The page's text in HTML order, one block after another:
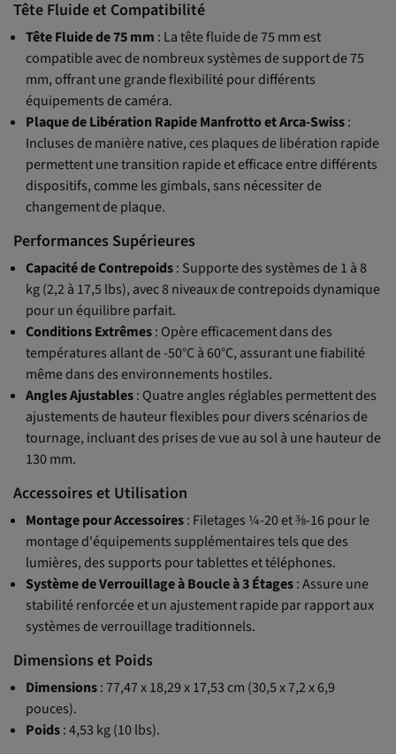
Tête Fluide et Compatibilité
Tête Fluide de 75 mm : La tête fluide de 75 mm est
compatible avec de nombreux systèmes de support de 75
mm, offrant une grande flexibilité pour différents
équipements de caméra.
Plaque de Libération Rapide Manfrotto et Arca-Swiss:
Incluses de manière native, ces plaques de libération rapide
permettent une transition rapide et efficace entre différents
dispositifs, comme les gimbals, sans nécessiter de
changement de plaque.
Performances Supérieures
Capacité de Contrepoids: Supporte des systèmes de 1 à 8
kg (2,2 à 17,5 lbs), avec 8 niveaux de contrepoids dynamique
pour un équilibre parfait.
Conditions Extrêmes: Opère efficacement dans des
températures allant de -50°C à 60°C, assurant une fiabilité
même dans des environnements hostiles.
Angles Ajustables: Quatre angles réglables permettent des
ajustements de hauteur flexibles pour divers scénarios de
tournage, incluant des prises de vue au sol à une hauteur de
130 mm.
Accessoires et Utilisation
Montage pour Accessoires: Filetages ¼-20 et ⅜-16 pour le
montage d'équipements supplémentaires tels que des
lumières, des supports pour tablettes et téléphones.
Système de Verrouillage à Boucle à 3 Étages: Assure une
stabilité renforcée et un ajustement rapide par rapport aux
systèmes de verrouillage traditionnels.
Dimensions et Poids
Dimensions: 77,47 x 18,29 x 17,53 cm (30,5 x 7,2 x 6,9
pouces).
Poids: 4,53 kg (10 lbs).